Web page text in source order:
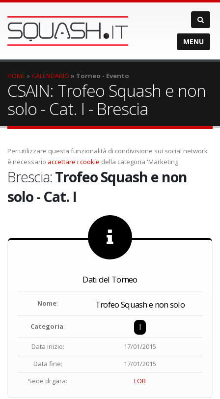
MENU
HOME CALENDARIO Torneo - Evento
CSAIN: Trofeo Squash e non
solo - Cat. I - Brescia
Per utilizzare questa funzionalità di condivisione sui social network
è necessario accettare i cookie della categoria 'Marketing'
Brescia:Trofeo Squash e non
solo - Cat. I
Dati del Torneo
Nome: Trofeo Squash e non solo
Categoria: I
Data inizio:
17/01/2015
Data fine:
17/01/2015
Sede di gara:
LOB